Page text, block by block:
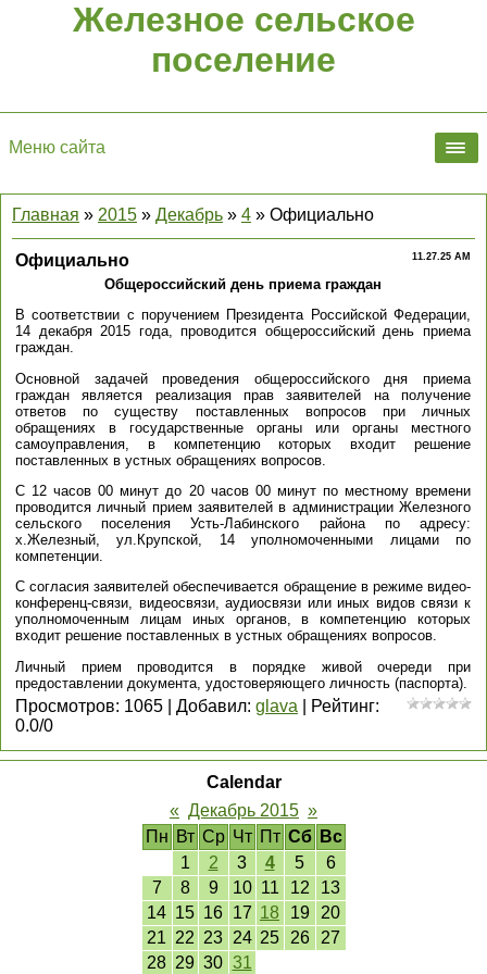
Железное сельское
поселение
Меню сайта
Главная » 2015 » Декабрь » 4 » Официально
11.27.25 AM
Официально
Общероссийский день приема граждан
В соответствии с поручением Президента Российской Федерации,
14 декабря 2015 года, проводится общероссийский день приема
граждан.
Основной задачей проведения общероссийского дня приема
граждан является реализация прав заявителей на получение
ответов по существу поставленных вопросов при личных
обращениях в государственные органы или органы местного
самоуправления, в компетенцию которых входит решение
поставленных в устных обращениях вопросов.
С 12 часов 00 минут до 20 часов 00 минут по местному времени
проводится личный прием заявителей в администрации Железного
сельского поселения Усть-Лабинского района по адресу:
х.Железный, ул.Крупской, 14 уполномоченными лицами по
компетенции.
С согласия заявителей обеспечивается обращение в режиме видео-
конференц-связи, видеосвязи, аудиосвязи или иных видов связи к
уполномоченным лицам иных органов, в компетенцию которых
входит решение поставленных в устных обращениях вопросов.
Личный прием проводится в порядке живой очереди при
предоставлении документа, удостоверяющего личность (паспорта).
Просмотров: 1065 Добавил: glava Рейтинг:
0.0/0
Calendar
« Декабрь 2015 »
Пн Вт Ср Чт Пт Сб
Вс
1
2 3 4 5
6
7
8 9 10 11 12
13
14 15 16 17 18 19
20
21 22 23 24 25 26
27
28 29 30 31